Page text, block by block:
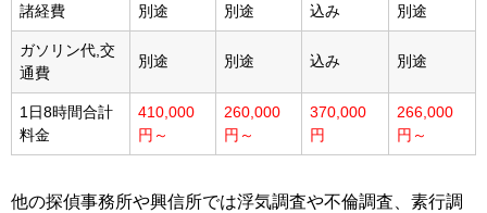
諸経費 別途 別途 込み 別途
ガソリン代,交
通費
別途 別途 込み 別途
1日8時間合計
料金
410,000
円～
260,000
円～
370,000
円
266,000
円～
他の探偵事務所や興信所では浮気調査や不倫調査、素行調